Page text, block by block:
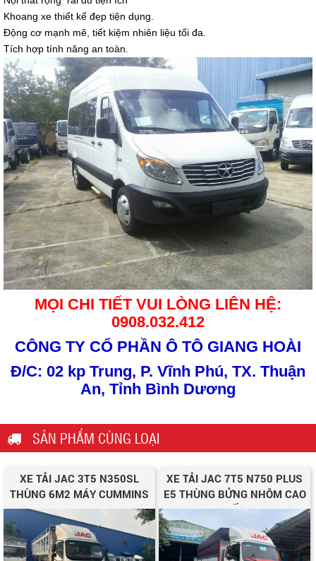
Khoang xe thiết kế đẹp tiện dụng.
Động cơ mạnh mẽ, tiết kiệm nhiên liệu tối đa.
Tích hợp tính năng an toàn.
MỌI CHI TIẾT VUI LÒNG LIÊN HỆ:
0908.032.412
CÔNG TY CỔ PHẦN Ô TÔ GIANG HOÀI
Đ/C: 02 kp Trung, P. Vĩnh Phú, TX. Thuận
An, Tỉnh Bình Dương
SẢN PHẨM CÙNG LOẠI
XE TẢI JAC 3T5 N350SL
THÙNG 6M2 MÁY CUMMINS
XE TẢI JAC 7T5 N750 PLUS
E5 THÙNG BỬNG NHÔM CAO
CẤP